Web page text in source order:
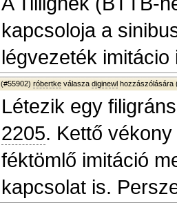
kapcsoloja a
légvezeték imitácio
(#55902) róbertke válasza diginewl hozzászólására
Létezik egy
2205. Kettő
féktömlő imitáció
kapcsolat is.